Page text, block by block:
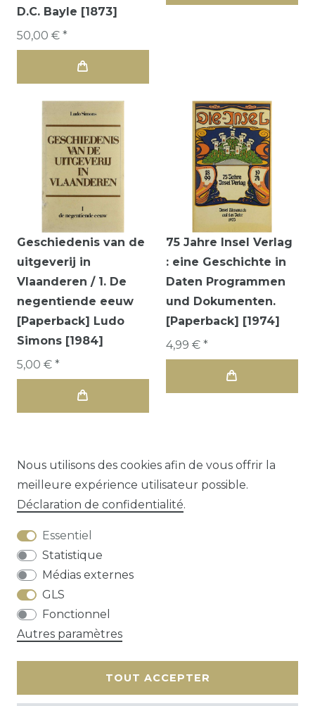
D.C. Bayle [1873]
50,00 € *
Geschiedenis van de
uitgeverij in
Vlaanderen / 1. De
negentiende eeuw
[Paperback] Ludo
Simons [1984]
5,00 € *
75 Jahre Insel Verlag
: eine Geschichte in
Daten Programmen
und Dokumenten.
[Paperback] [1974]
4,99 € *
1 2 3
Droit de rétractation
confidentialité
Nous utilisons des cookies afin de vous offrir la
meilleure expérience utilisateur possible.
Déclaration de confidentialité.
Essentiel
Statistique
Médias externes
GLS
Fonctionnel
Autres paramètres
TOUT ACCEPTER